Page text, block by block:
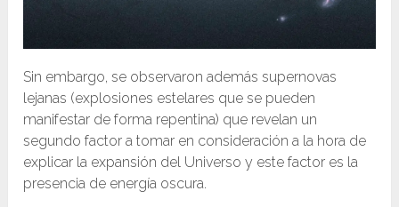
Sin embargo, se observaron además supernovas
lejanas (explosiones estelares que se pueden
manifestar de forma repentina) que revelan un
segundo factor a tomar en consideración a la hora de
explicar la expansión del Universo y este factor es la
presencia de energía oscura.